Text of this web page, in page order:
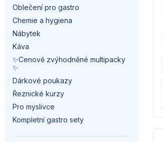
Oblečení pro gastro
Chemie a hygiena
Nábytek
Káva
✨Cenově zvýhodněné multipacky
✨
Dárkové poukazy
Řeznické kurzy
Pro myslivce
Kompletní gastro sety